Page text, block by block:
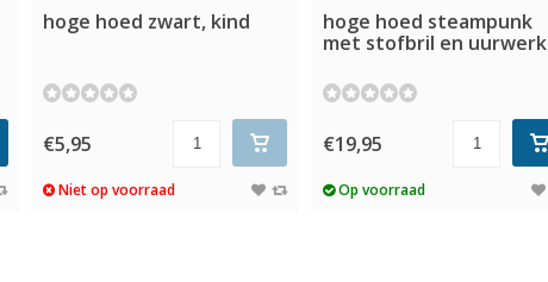
hoge hoed zwart, kind
€5,95
Niet op voorraad
hoge hoed steampunk
met stofbril en uurwerk
€19,95
Op voorraad